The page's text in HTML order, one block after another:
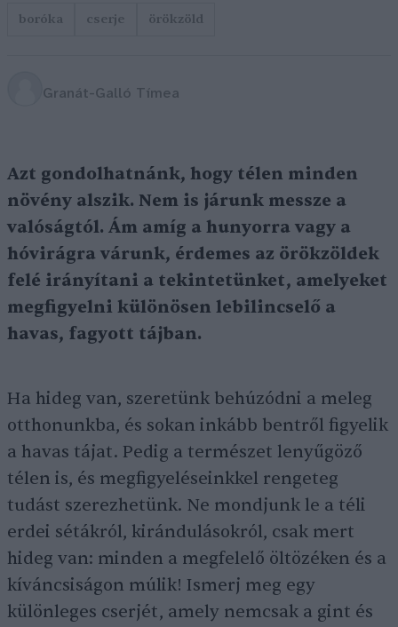
boróka cserje örökzöld
Granát-Galló Tímea
Azt gondolhatnánk, hogy télen minden
növény alszik. Nem is járunk messze a
valóságtól. Ám amíg a hunyorra vagy a
hóvirágra várunk, érdemes az örökzöldek
felé irányítani a tekintetünket, amelyeket
megfigyelni különösen lebilincselő a
havas, fagyott tájban.
Ha hideg van, szeretünk behúzódni a meleg
otthonunkba, és sokan inkább bentről figyelik
a havas tájat. Pedig a természet lenyűgöző
télen is, és megfigyeléseinkkel rengeteg
tudást szerezhetünk. Ne mondjunk le a téli
erdei sétákról, kirándulásokról, csak mert
hideg van: minden a megfelelő öltözéken és a
kíváncsiságon múlik! Ismerj meg egy
különleges cserjét, amely nemcsak a gint és